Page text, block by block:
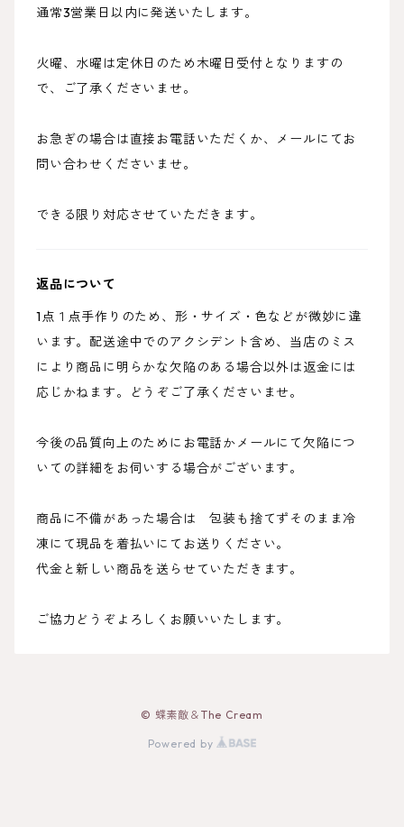
通常3営業日以内に発送いたします。
火曜、水曜は定休日のため木曜日受付となりますの
で、ご了承くださいませ。
お急ぎの場合は直接お電話いただくか、メールにてお
問い合わせくださいませ。
できる限り対応させていただきます。
返品について
1点１点手作りのため、形・サイズ・色などが微妙に違
います。配送途中でのアクシデント含め、当店のミス
により商品に明らかな欠陥のある場合以外は返金には
応じかねます。どうぞご了承くださいませ。
今後の品質向上のためにお電話かメールにて欠陥につ
いての詳細をお伺いする場合がございます。
商品に不備があった場合は 包装も捨てずそのまま冷
凍にて現品を着払いにてお送りください。
代金と新しい商品を送らせていただきます。
ご協力どうぞよろしくお願いいたします。
© 蝶素敵＆The Cream
Powered by